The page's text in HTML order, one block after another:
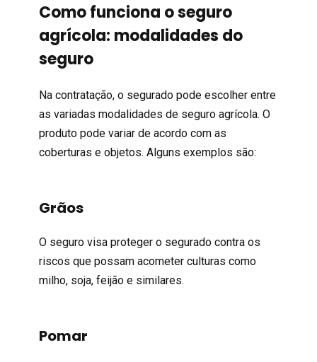
Como funciona o seguro
agrícola: modalidades do
seguro
Na contratação, o segurado pode escolher entre
as variadas modalidades de seguro agrícola. O
produto pode variar de acordo com as
coberturas e objetos. Alguns exemplos são:
Grãos
O seguro visa proteger o segurado contra os
riscos que possam acometer culturas como
milho, soja, feijão e similares.
Pomar